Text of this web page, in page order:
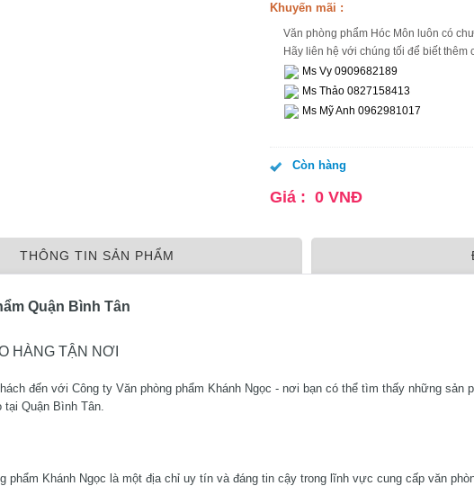
Khuyến mãi :
Văn phòng phẩm Hóc Môn luôn có
Hãy liên hệ với chúng tối để biết thêm
Ms Vy 0909682189
Ms Thảo 0827158413
Ms Mỹ Anh 0962981017
Còn hàng
Giá : 0 VNĐ
THÔNG TIN SẢN PHẨM
Quận Bình Tân
HÀNG TẬN NƠI
đến với Công ty Văn phòng phẩm Khánh Ngọc - nơi bạn có thể tìm thấy những sản
tại Quận Bình Tân.
phẩm Khánh Ngọc là một địa chỉ uy tín và đáng tin cậy trong lĩnh vực cung cấp văn